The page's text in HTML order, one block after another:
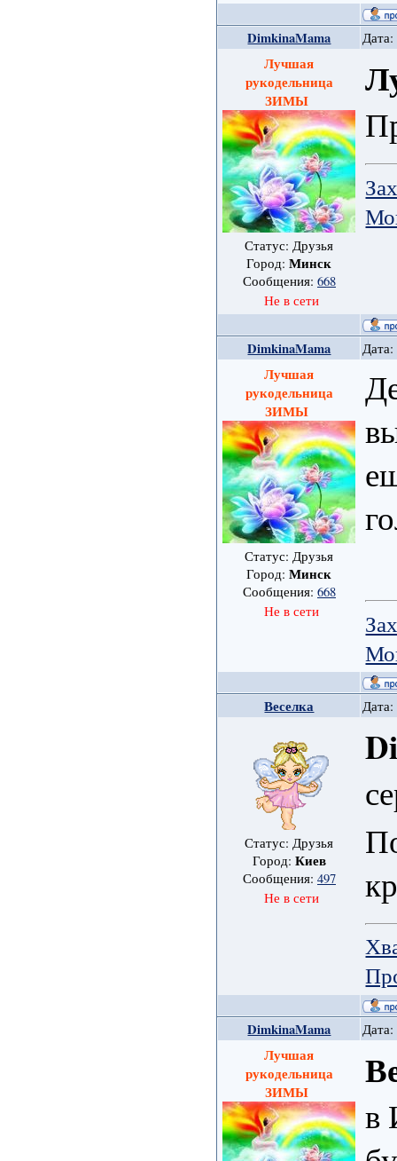
DimkinaMama
Лучшая
рукодельница
ЗИМЫ
Статус: Друзья
Город:Минск
Сообщения: 668
Не в сети
DimkinaMama Дата:
Лучшая
рукодельница
ЗИМЫ
Статус: Друзья
Город:Минск
Сообщения: 668
Не в сети
Веселка
Статус: Друзья
Город: Киев
Сообщения: 497
Не в сети
DimkinaMama
Лучшая
рукодельница
ЗИМЫ
в